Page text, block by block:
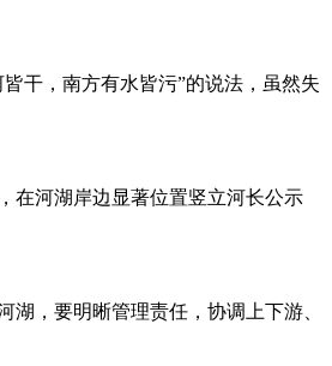
干，南方有水皆污”的说法，虽然失
在河湖岸边显著位置竖立河长公示
，要明晰管理责任，协调上下游、